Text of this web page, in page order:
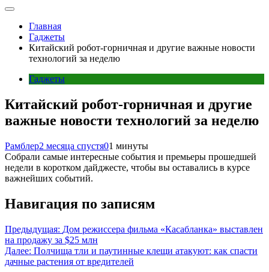
Главная
Гаджеты
Китайский робот-горничная и другие важные новости
технологий за неделю
Гаджеты
Китайский робот-горничная и другие
важные новости технологий за неделю
Рамблер2 месяца спустя01 минуты
Собрали самые интересные события и премьеры прошедшей
недели в коротком дайджесте, чтобы вы оставались в курсе
важнейших событий.
Навигация по записям
Предыдущая: Дом режиссера фильма «Касабланка» выставлен
на продажу за $25 млн
Далее: Полчища тли и паутинные клещи атакуют: как спасти
дачные растения от вредителей